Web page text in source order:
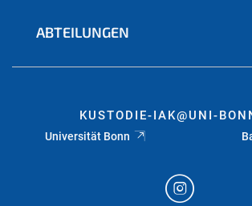
ABTEILUNGEN
KUSTODIE-IAK@UNI-
Universität Bonn